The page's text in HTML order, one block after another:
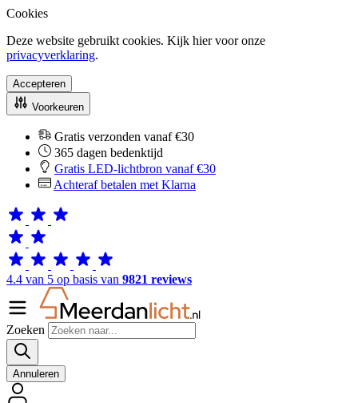
Cookies
Deze website gebruikt cookies. Kijk hier voor onze
privacyverklaring.
Accepteren
Voorkeuren
Gratis verzonden vanaf €30
365 dagen bedenktijd
Gratis LED-lichtbron vanaf €30
Achteraf betalen met Klarna
4.4 van 5 op basis van 9821 reviews
Zoeken
Annuleren